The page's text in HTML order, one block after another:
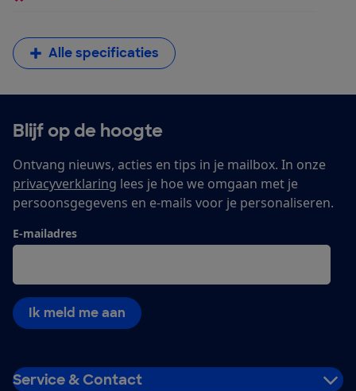
Alle specificaties
Blijf op de hoogte
Ontvang nieuws, acties en tips in je mailbox. In onze
privacyverklaring lees je hoe we omgaan met je
persoonsgegevens en e-mails voor je personaliseren.
E-mailadres
Ik meld me aan
Service & Contact